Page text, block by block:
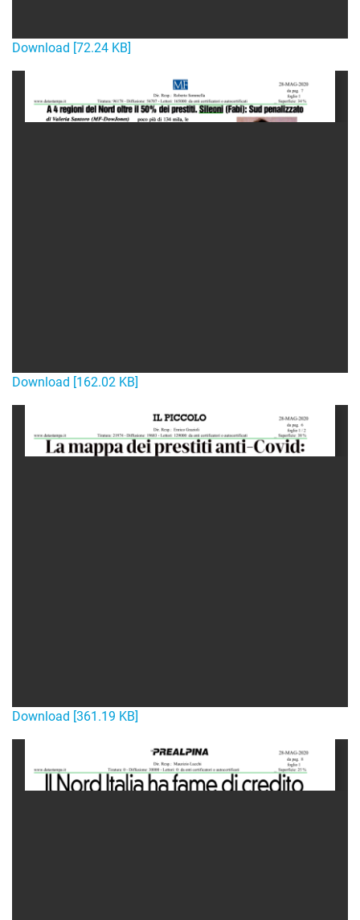
Download [72.24 KB]
Download [162.02 KB]
Download [361.19 KB]